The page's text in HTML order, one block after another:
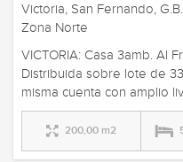
Victoria, San Fernando,
Zona Norte
VICTORIA: Casa 3amb. Al
Distribuida sobre lote de
misma cuenta con amplio
200,00 m2